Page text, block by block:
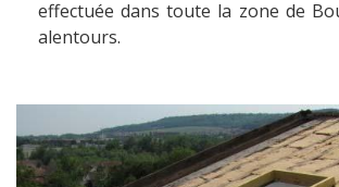
effectuée dans toute la zone de
alentours.